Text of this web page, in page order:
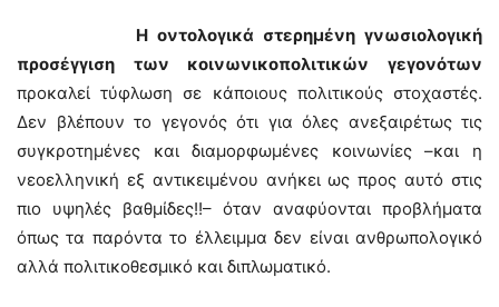
Η οντολογικά στερημένη γνωσιολογική
προσέγγιση των κοινωνικοπολιτικών γεγονότων
προκαλεί τύφλωση σε κάποιους πολιτικούς στοχαστές.
Δεν βλέπουν το γεγονός ότι για όλες ανεξαιρέτως τις
συγκροτημένες και διαμορφωμένες κοινωνίες –και η
νεοελληνική εξ αντικειμένου ανήκει ως προς αυτό στις
πιο υψηλές βαθμίδες!!– όταν αναφύονται προβλήματα
όπως τα παρόντα το έλλειμμα δεν είναι ανθρωπολογικό
αλλά πολιτικοθεσμικό και διπλωματικό.